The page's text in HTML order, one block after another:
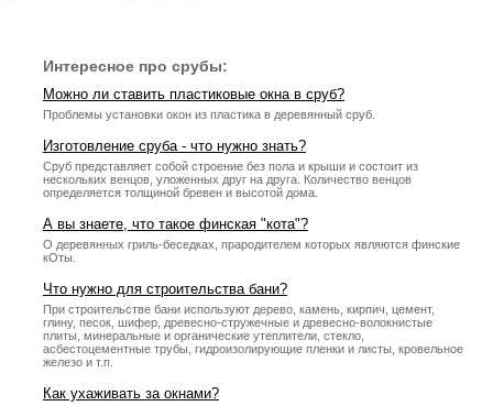
Интересное про срубы:
Можно ли ставить пластиковые окна в сруб?
Проблемы установки окон из пластика в деревянный сруб.
Изготовление сруба - что нужно знать?
Сруб представляет собой строение без пола и крыши и состоит из
нескольких венцов, уложенных друг на друга. Количество венцов
определяется толщиной бревен и высотой дома.
А вы знаете, что такое финская "кота"?
О деревянных гриль-беседках, прародителем которых являются финские
кОты.
Что нужно для строительства бани?
При строительстве бани используют дерево, камень, кирпич, цемент,
глину, песок, шифер, древесно-стружечные и древесно-волокнистые
плиты, минеральные и органические утеплители, стекло,
асбестоцементные трубы, гидроизолирующие пленки и листы, кровельное
железо и т.п.
Как ухаживать за окнами?